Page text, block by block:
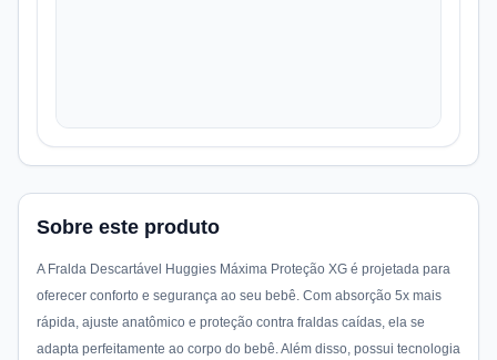
Sobre este produto
A Fralda Descartável Huggies Máxima Proteção XG é projetada para
oferecer conforto e segurança ao seu bebê. Com absorção 5x mais
rápida, ajuste anatômico e proteção contra fraldas caídas, ela se
adapta perfeitamente ao corpo do bebê. Além disso, possui tecnologia